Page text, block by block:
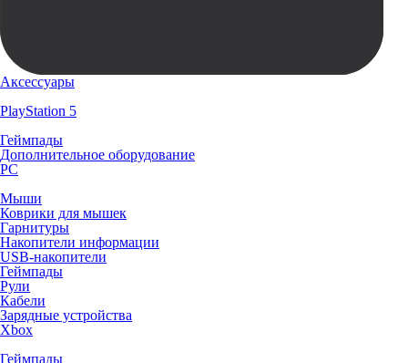
Аксессуары
PlayStation 5
Геймпады
Дополнительное оборудование
PC
Мыши
Коврики для мышек
Гарнитуры
Накопители информации
USB-накопители
Геймпады
Рули
Кабели
Зарядные устройства
Xbox
Геймпады